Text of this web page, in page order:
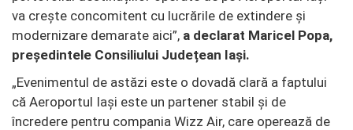
va crește concomitent cu lucrările de extindere și
modernizare demarate aici”, a declarat Maricel Popa,
președintele Consiliului Județean Iași.
„Evenimentul de astăzi este o dovadă clară a faptului
că Aeroportul Iași este un partener stabil și de
încredere pentru compania Wizz Air, care operează de